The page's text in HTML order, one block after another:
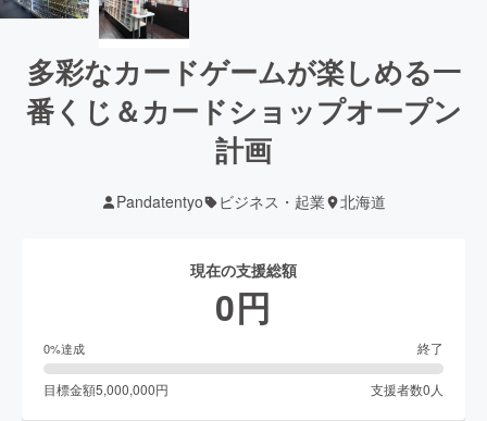
多彩なカードゲームが楽しめる一
番くじ＆カードショップオープン
計画
Pandatentyo ビジネス・起業 北海道
現在の支援総額
0円
0%達成 終了
目標金額5,000,000円 支援者数0 人